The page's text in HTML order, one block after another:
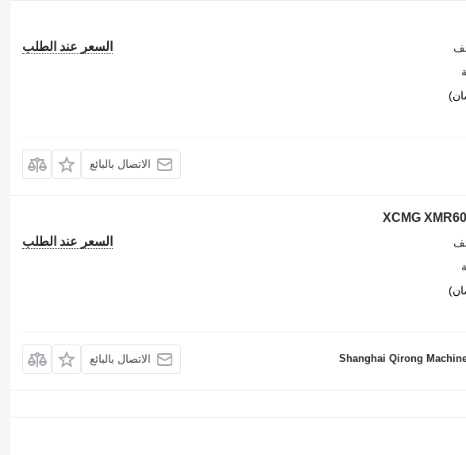
السعر عند الطلب
الاتصال بالبائع
XCMG
السعر عند الطلب
Shanghai Qirong الاتصال بالبائع